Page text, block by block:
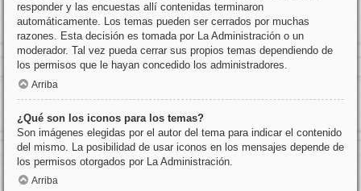
responder y las encuestas allí contenidas terminaron
automáticamente. Los temas pueden ser cerrados por muchas
razones. Esta decisión es tomada por La Administración o un
moderador. Tal vez pueda cerrar sus propios temas dependiendo de
los permisos que le hayan concedido los administradores.
Arriba
¿Qué son los iconos para los temas?
Son imágenes elegidas por el autor del tema para indicar el contenido
del mismo. La posibilidad de usar iconos en los mensajes depende de
los permisos otorgados por La Administración.
Arriba